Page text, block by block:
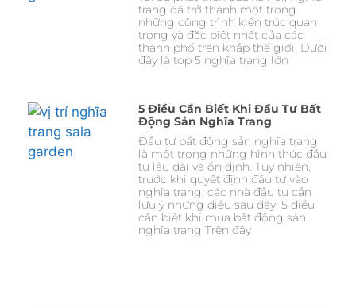
trang đã trở thành một trong
những công trình kiến trúc quan
trọng và đặc biệt nhất của các
thành phố trên khắp thế giới. Dưới
đây là top 5 nghĩa trang lớn
5 Điều Cần Biết Khi Đầu Tư Bất
Động Sản Nghĩa Trang
Đầu tư bất động sản nghĩa trang
là một trong những hình thức đầu
tư lâu dài và ổn định. Tuy nhiên,
trước khi quyết định đầu tư vào
nghĩa trang, các nhà đầu tư cần
lưu ý những điều sau đây: 5 điều
cần biết khi mua bất động sản
nghĩa trang Trên đây